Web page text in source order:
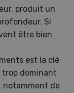
produit un
Si
être bien
est la clé
trop dominant
notamment de